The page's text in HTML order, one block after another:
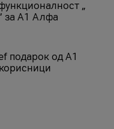
„
за А1 Алфа
подарок од А1